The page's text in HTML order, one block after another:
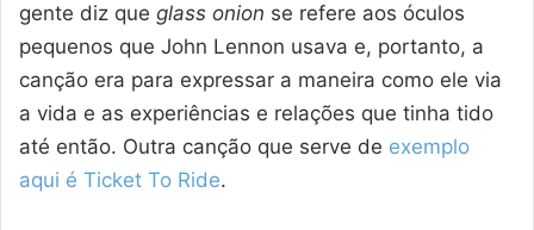
gente diz que glass onion se refere aos óculos
pequenos que John Lennon usava e, portanto, a
canção era para expressar a maneira como ele via
a vida e as experiências e relações que tinha tido
até então. Outra canção que serve de exemplo
aqui é Ticket To Ride.